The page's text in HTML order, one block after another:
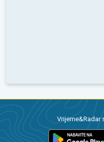
Vrijeme&Radar